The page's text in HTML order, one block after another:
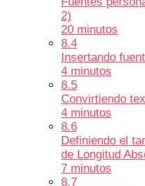
2)
20 minutos
8.4
Insertando
4 minutos
8.5
Convirtiendo
4 minutos
8.6
Definiendo el
de Longitud
7 minutos
8.7